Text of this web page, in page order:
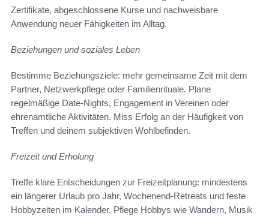
Zertifikate, abgeschlossene Kurse und nachweisbare
Anwendung neuer Fähigkeiten im Alltag.
Beziehungen und soziales Leben
Bestimme Beziehungsziele: mehr gemeinsame Zeit mit dem
Partner, Netzwerkpflege oder Familienrituale. Plane
regelmäßige Date-Nights, Engagement in Vereinen oder
ehrenamtliche Aktivitäten. Miss Erfolg an der Häufigkeit von
Treffen und deinem subjektiven Wohlbefinden.
Freizeit und Erholung
Treffe klare Entscheidungen zur Freizeitplanung: mindestens
ein längerer Urlaub pro Jahr, Wochenend-Retreats und feste
Hobbyzeiten im Kalender. Pflege Hobbys wie Wandern, Musik